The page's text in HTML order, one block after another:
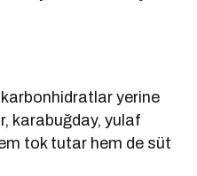
yerine
karabuğday, yulaf
tok tutar hem de süt